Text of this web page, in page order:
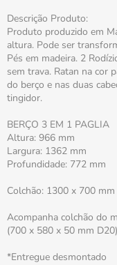
Descrição Produto:
Produto produzido em
altura. Pode ser
Pés em madeira. 2
sem trava. Ratan na cor
do berço e nas duas
tingidor.
BERÇO 3 EM 1 PAGLIA
Altura: 966 mm
Largura: 1362 mm
Profundidade: 772 mm
Colchão: 1300 x 700
Acompanha colchão do
(700 x 580 x 50 mm D20)
*Entregue desmontado